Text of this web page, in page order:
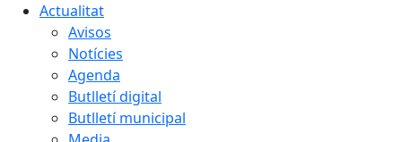
Actualitat
Avisos
Notícies
Agenda
Butlletí digital
Butlletí municipal